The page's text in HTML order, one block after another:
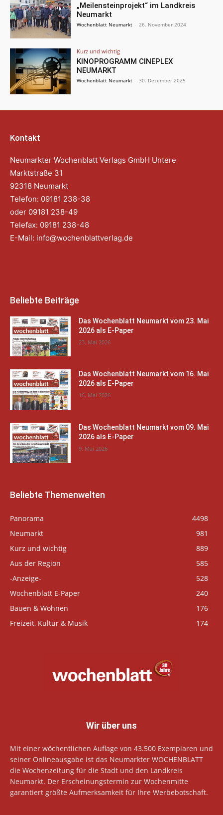
„Meilensteinprojekt“ im Landkreis
Neumarkt
Wochenblatt Neumarkt - 26. November 2024
Kurz und wichtig
KINOPROGRAMM CINEPLEX
NEUMARKT
Wochenblatt Neumarkt - 30. Dezember 2025
Kontakt
Neumarkter Wochenblatt Verlags GmbH Untere
Marktstraße 31
92318 Neumarkt
Telefon: 09181 238-38
oder 09181 238-49
Telefax: 09181 238-48
E-Mail: info@wochenblattverlag.de
Beliebte Beiträge
Das Wochenblatt Neumarkt vom 23. Mai
2026 als E-Paper
23. Mai 2026
Das Wochenblatt Neumarkt vom 16. Mai
2026 als E-Paper
16. Mai 2026
Das Wochenblatt Neumarkt vom 09. Mai
2026 als E-Paper
9. Mai 2026
Beliebte Themenwelten
Panorama
4498
Neumarkt
981
Kurz und wichtig
889
Aus der Region
585
-Anzeige-
528
Wochenblatt E-Paper
240
Bauen & Wohnen
176
Freizeit, Kultur & Musik
174
Wir über uns
Mit einer wöchentlichen Auflage von 43.500 Exemplaren und
seiner Onlineausgabe ist das Neumarkter WOCHENBLATT
die Wochenzeitung für die Stadt und den Landkreis
Neumarkt. Der Erscheinungstermin zur Wochenmitte
garantiert größte Aufmerksamkeit für Ihre Werbebotschaft.